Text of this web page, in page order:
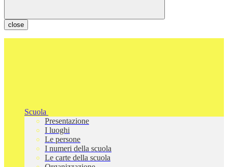
close
Scuola
Presentazione
I luoghi
Le persone
I numeri della scuola
Le carte della scuola